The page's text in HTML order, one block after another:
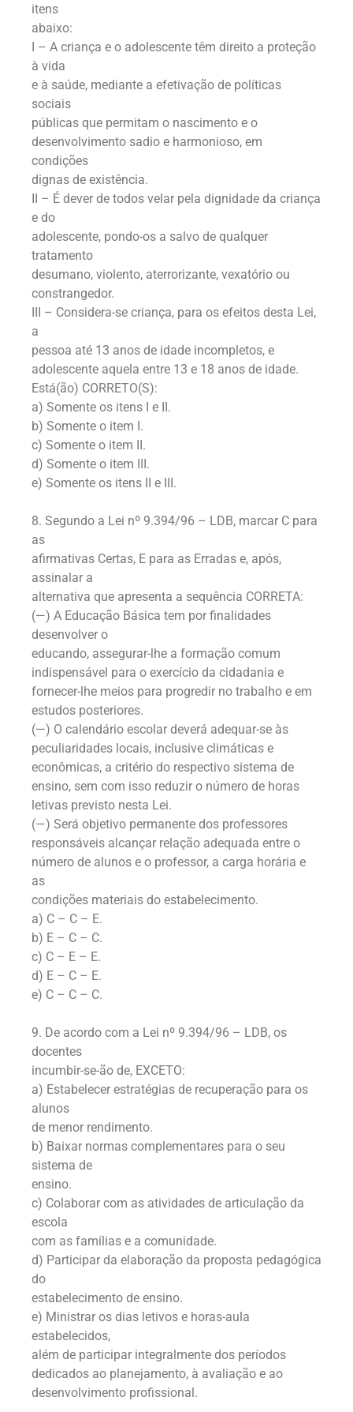
itens
abaixo:
I – A criança e o adolescente têm direito a proteção
à vida
e à saúde, mediante a efetivação de políticas
sociais
públicas que permitam o nascimento e o
desenvolvimento sadio e harmonioso, em
condições
dignas de existência.
II – É dever de todos velar pela dignidade da criança
e do
adolescente, pondo-os a salvo de qualquer
tratamento
desumano, violento, aterrorizante, vexatório ou
constrangedor.
III – Considera-se criança, para os efeitos desta Lei,
a
pessoa até 13 anos de idade incompletos, e
adolescente aquela entre 13 e 18 anos de idade.
Está(ão) CORRETO(S):
a) Somente os itens I e II.
b) Somente o item I.
c) Somente o item II.
d) Somente o item III.
e) Somente os itens II e III.
8. Segundo a Lei nº 9.394/96 – LDB, marcar C para
as
afirmativas Certas, E para as Erradas e, após,
assinalar a
alternativa que apresenta a sequência CORRETA:
(—) A Educação Básica tem por finalidades
desenvolver o
educando, assegurar-lhe a formação comum
indispensável para o exercício da cidadania e
fornecer-lhe meios para progredir no trabalho e em
estudos posteriores.
(—) O calendário escolar deverá adequar-se às
peculiaridades locais, inclusive climáticas e
econômicas, a critério do respectivo sistema de
ensino, sem com isso reduzir o número de horas
letivas previsto nesta Lei.
(—) Será objetivo permanente dos professores
responsáveis alcançar relação adequada entre o
número de alunos e o professor, a carga horária e
as
condições materiais do estabelecimento.
a) C – C – E.
b) E – C – C.
c) C – E – E.
d) E – C – E.
e) C – C – C.
9. De acordo com a Lei nº 9.394/96 – LDB, os
docentes
incumbir-se-ão de, EXCETO:
a) Estabelecer estratégias de recuperação para os
alunos
de menor rendimento.
b) Baixar normas complementares para o seu
sistema de
ensino.
c) Colaborar com as atividades de articulação da
escola
com as famílias e a comunidade.
d) Participar da elaboração da proposta pedagógica
do
estabelecimento de ensino.
e) Ministrar os dias letivos e horas-aula
estabelecidos,
além de participar integralmente dos períodos
dedicados ao planejamento, à avaliação e ao
desenvolvimento profissional.